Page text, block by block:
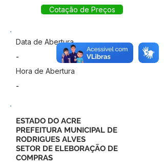
Cotação de Preços
Data de Abertura
-
Hora de Abertura
-
ESTADO DO ACRE
PREFEITURA MUNICIPAL DE
RODRIGUES ALVES
SETOR DE ELEBORAÇÃO DE
COMPRAS